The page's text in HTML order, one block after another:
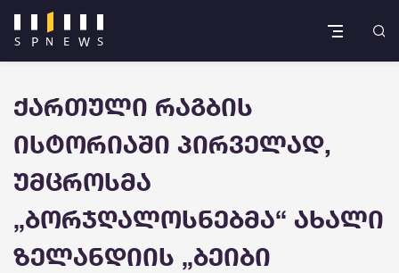
ქართული რაგბის
ისტორიაში პირველად,
უმცროსმა
„ბორჯღალოსნებმა“ ახალი
ზელანდიის „ბეიბი